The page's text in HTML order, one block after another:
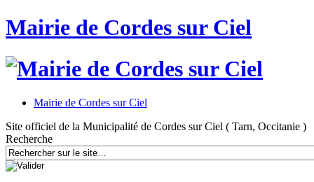
Mairie de Cordes sur Ciel
Mairie de Cordes sur Ciel
Site officiel de la Municipalité de Cordes sur Ciel ( Tarn, Occitanie )
Recherche